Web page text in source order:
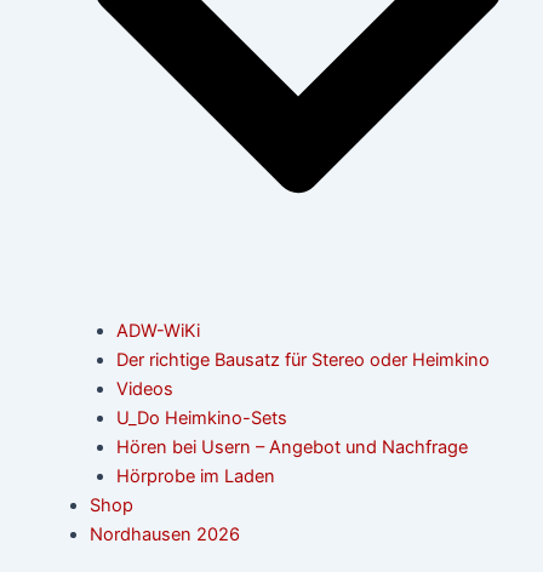
ADW-WiKi
Der richtige Bausatz für Stereo oder Heimkino
Videos
U_Do Heimkino-Sets
Hören bei Usern – Angebot und Nachfrage
Hörprobe im Laden
Shop
Nordhausen 2026